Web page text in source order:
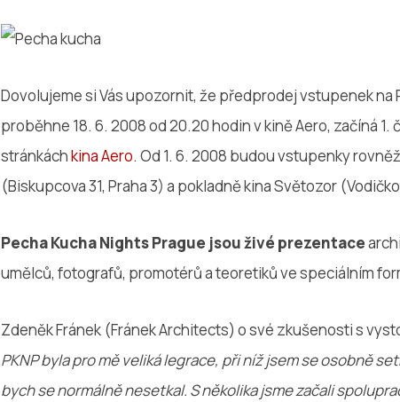
Dovolujeme si Vás upozornit, že předprodej vstupenek na
proběhne 18. 6. 2008 od 20.20 hodin v kině Aero, začíná
stránkáchkina Aero. Od 1. 6. 2008 budou vstupenky
(Biskupcova 31, Praha 3) a pokladně kina Světozor
Pecha Kucha Nights Prague jsou živé prezentace
umělců, fotografů, promotérů a teoretiků ve speciálním
Zdeněk Fránek (Fránek Architects) o své zkušenosti s
PKNP byla pro mě veliká legrace, při níž jsem se osobně
bych se normálně nesetkal. S několika jsme začali